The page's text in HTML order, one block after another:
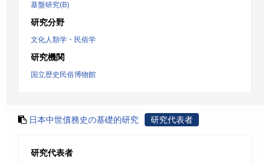
基盤研究(B)
研究分野
文化人類学・民俗学
研究機関
国立歴史民俗博物館
日本中世債務史の基礎的研究 研究代表者
研究代表者